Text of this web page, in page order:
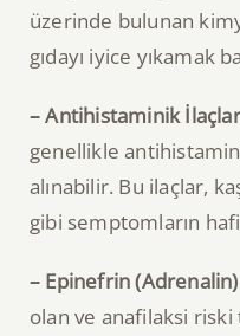
üzerinde bulunan
gıdayı iyice yıkamak
– Antihistaminik
genellikle
alınabilir. Bu ilaçlar,
gibi semptomların
– Epinefrin
olan ve anafilaksi riski